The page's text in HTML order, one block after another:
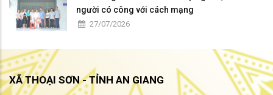
người có công với cách mạng
27/07/2026
XÃ THOẠI SƠN - TỈNH AN GIANG